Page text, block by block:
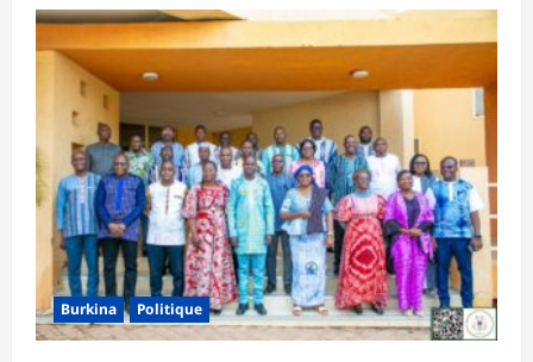
sur
AUTOROUTE
OUAGADOUGOU-
BOBO
DIOULASSO
–
rêve
prend
corps
avec
le
Capitaine
Ibrahim
TRAORÉ
–
L’autoroute
Koudougou-
Yako
bientôt
lancée
Burkina Politique